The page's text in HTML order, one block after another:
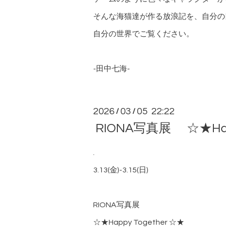
そんな海猫達が作る放浪記を、自分の
自分の世界でご覧ください。
-田中七海-
2026 / 03 / 05 22:22
RIONA写真展
3.13(金)-3.15(日)
RIONA写真展
☆★Happy Together ☆★